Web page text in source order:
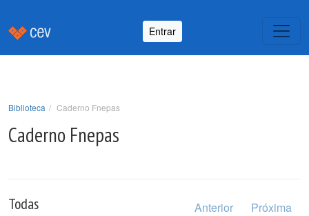
Entrar
Biblioteca Caderno Fnepas
Caderno Fnepas
Todas Anterior Próxima